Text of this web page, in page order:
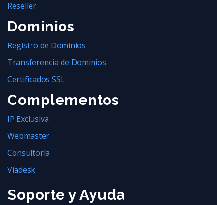
Reseller
Dominios
Registro de Dominios
Transferencia de Dominios
Certificados SSL
Complementos
IP Exclusiva
Webmaster
Consultoría
Viadesk
Soporte y Ayuda